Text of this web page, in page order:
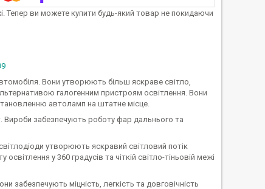
Тепер ви можете купити будь-який товар не покидаючи
Вони утворюють більш яскраве світло,
галогенним пристроям освітлення. Вони
автоламп на штатне місце.
Вироби забезпечують роботу фар дальнього та
утворюють яскравий світловий потік
у 360 градусів та чіткій світло-тіньовій межі
забезпечують міцність, легкість та довговічність